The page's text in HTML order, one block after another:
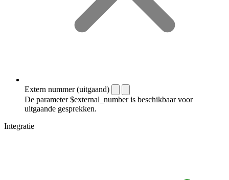
Extern nummer (uitgaand)
De parameter $external_number is beschikbaar voor
uitgaande gesprekken.
Integratie